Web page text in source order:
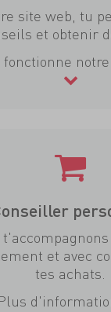
site web, tu
et obtenir
et avec
tes achats.